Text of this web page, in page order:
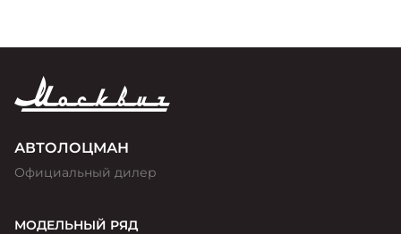
АВТОЛОЦМАН
Официальный дилер
МОДЕЛЬНЫЙ РЯД